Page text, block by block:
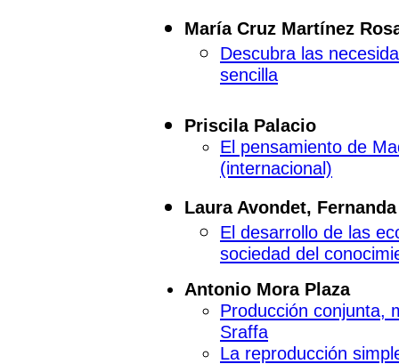
María Cruz Martínez
Descubra las
sencilla
Priscila Palacio
El pensamiento de
(internacional)
Laura Avondet,
El desarrollo de las
sociedad del
Antonio Mora Plaza
Producción conjunta,
Sraffa
La reproducción